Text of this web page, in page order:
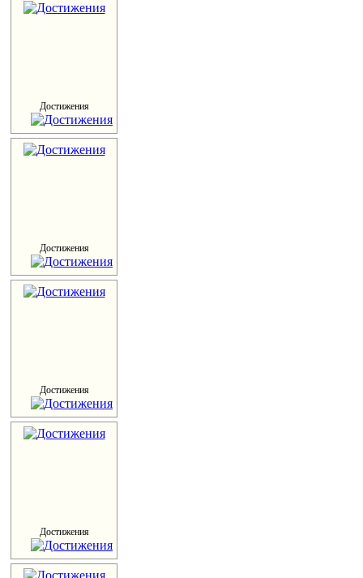
Достижения
Достижения
Достижения
Достижения